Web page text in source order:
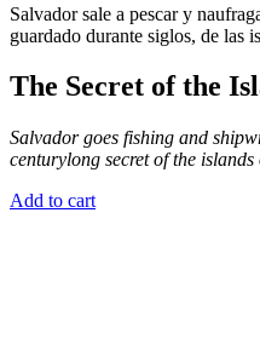
Salvador sale a pescar y
guardado durante siglos, de las
The Secret of the
Salvador goes fishing and
centurylong secret of the
Add to cart